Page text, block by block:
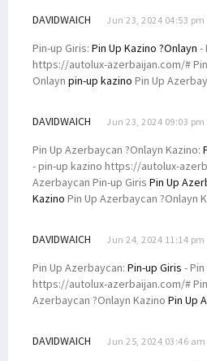
DAVIDWAICH Jun 23, 2024 04:53 pm
Pin-up Giris: Pin Up Kazino ?Onlayn -
https://autolux-azerbaijan.com/# Pin
Onlayn pin-up kazino Pin Up
DAVIDWAICH Jun 23, 2024 09:03 pm
Pin Up Azerbaycan ?Onlayn Kazino:
- pin-up kazino https://autolux-
Azerbaycan Pin-up Giris Pin Up
Kazino Pin Up Azerbaycan ?Onlayn K
DAVIDWAICH Jun 24, 2024 11:14 pm
Pin Up Azerbaycan: Pin-up Giris -
https://autolux-azerbaijan.com/# Pin
Azerbaycan ?Onlayn Kazino Pin Up
DAVIDWAICH Jun 25, 2024 03:46 am